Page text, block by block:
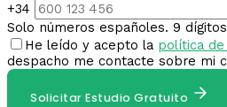
+34
Solo números españoles. 9
He leído y acepto la política de
despacho me contacte sobre mi
Solicitar Estudio Gratuito